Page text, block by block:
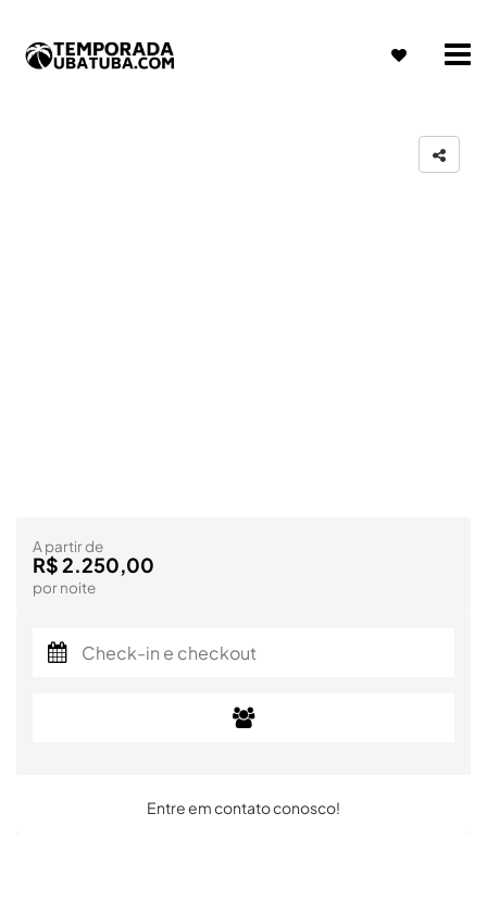
A partir de
R$ 2.250,00
por noite
Entre em contato conosco!